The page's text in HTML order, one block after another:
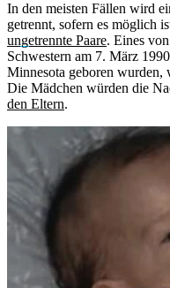
In den meisten Fällen wird
getrennt, sofern es möglich
ungetrennte Paare. Eines
Schwestern am 7. März
Minnesota geboren wurden,
Die Mädchen würden die
den Eltern.